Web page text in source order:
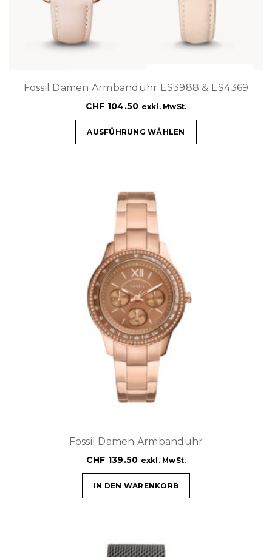
Fossil Damen Armbanduhr ES3988 & ES4369
CHF 104.50 exkl. MwSt.
AUSFÜHRUNG WÄHLEN
Fossil Damen Armbanduhr
CHF 139.50 exkl. MwSt.
IN DEN WARENKORB